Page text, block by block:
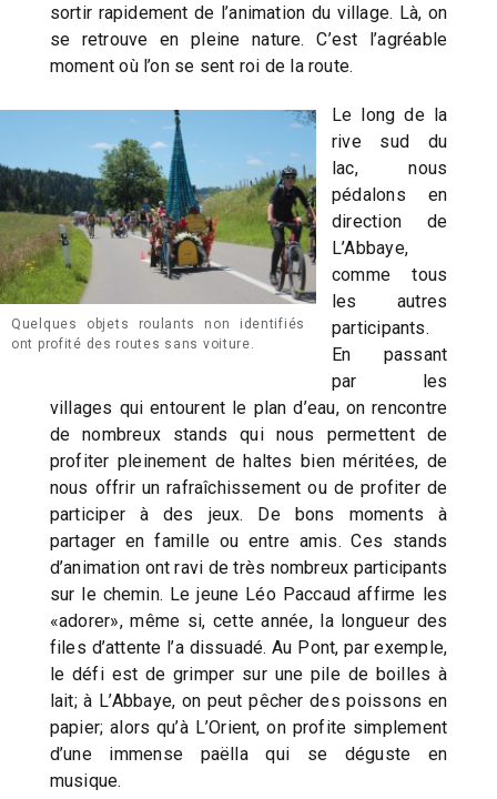
sortir rapidement de l’animation du village. Là, on
se retrouve en pleine nature. C’est l’agréable
moment où l’on se sent roi de la route.
Quelques objets roulants non identifiés
ont profité des routes sans voiture.
Le long de la
rive sud du
lac, nous
pédalons en
direction de
L’Abbaye,
comme tous
les autres
participants.
En passant
par les
villages qui entourent le plan d’eau, on rencontre
de nombreux stands qui nous permettent de
profiter pleinement de haltes bien méritées, de
nous offrir un rafraîchissement ou de profiter de
participer à des jeux. De bons moments à
partager en famille ou entre amis. Ces stands
d’animation ont ravi de très nombreux participants
sur le chemin. Le jeune Léo Paccaud affirme les
«adorer», même si, cette année, la longueur des
files d’attente l’a dissuadé. Au Pont, par exemple,
le défi est de grimper sur une pile de boilles à
lait; à L’Abbaye, on peut pêcher des poissons en
papier; alors qu’à L’Orient, on profite simplement
d’une immense paëlla qui se déguste en
musique.